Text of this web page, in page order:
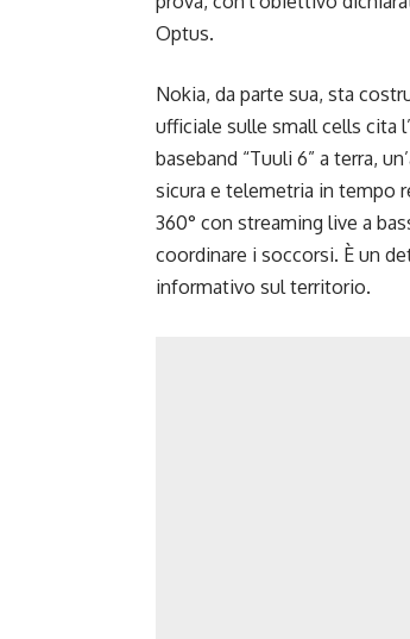
Optus.
Nokia, da parte sua, sta
ufficiale sulle small cells cita
baseband “Tuuli 6” a terra,
sicura e telemetria in tempo
360° con streaming live a
coordinare i soccorsi. È un
informativo sul territorio.